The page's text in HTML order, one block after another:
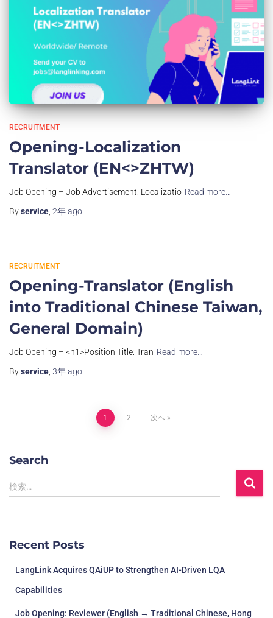
RECRUITMENT
Opening-Localization
Translator (EN<>ZHTW)
Job Opening – Job Advertisement: Localizatio Read more…
Byservice 2年ago
RECRUITMENT
Opening-Translator (English
into Traditional Chinese Taiwan,
General Domain)
Job Opening – <h1>Position Title: Tran Read more…
Byservice 3年ago
1 2 次へ
Search
検索…
Recent Posts
LangLink Acquires QAiUP to Strengthen AI-Driven LQA
Capabilities
Job Opening: Reviewer (English → Traditional Chinese, Hong